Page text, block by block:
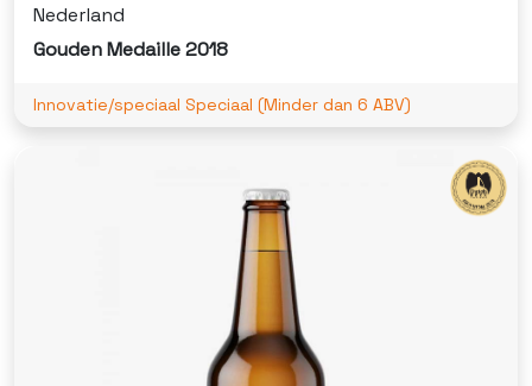
Nederland
Gouden Medaille 2018
Innovatie/speciaal Speciaal (Minder dan 6 ABV)